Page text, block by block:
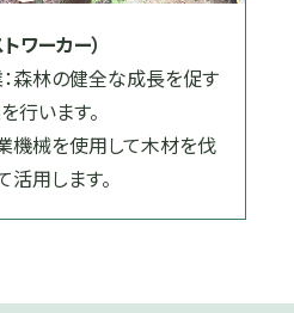
ワーカー）
森林の健全な成長を促す
行います。
機械を使用して木材を伐
活用します。